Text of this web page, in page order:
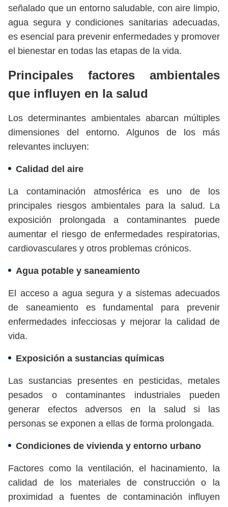
señalado que un entorno saludable, con aire limpio,
agua segura y condiciones sanitarias adecuadas,
es esencial para prevenir enfermedades y promover
el bienestar en todas las etapas de la vida.
Principales factores ambientales
que influyen en la salud
Los determinantes ambientales abarcan múltiples
dimensiones del entorno. Algunos de los más
relevantes incluyen:
Calidad del aire
La contaminación atmosférica es uno de los
principales riesgos ambientales para la salud. La
exposición prolongada a contaminantes puede
aumentar el riesgo de enfermedades respiratorias,
cardiovasculares y otros problemas crónicos.
Agua potable y saneamiento
El acceso a agua segura y a sistemas adecuados
de saneamiento es fundamental para prevenir
enfermedades infecciosas y mejorar la calidad de
vida.
Exposición a sustancias químicas
Las sustancias presentes en pesticidas, metales
pesados o contaminantes industriales pueden
generar efectos adversos en la salud si las
personas se exponen a ellas de forma prolongada.
Condiciones de vivienda y entorno urbano
Factores como la ventilación, el hacinamiento, la
calidad de los materiales de construcción o la
proximidad a fuentes de contaminación influyen